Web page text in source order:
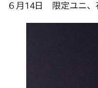
６月14日 限定ユニ、